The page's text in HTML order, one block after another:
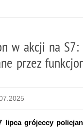
w akcji na
przez
lipca grójeccy